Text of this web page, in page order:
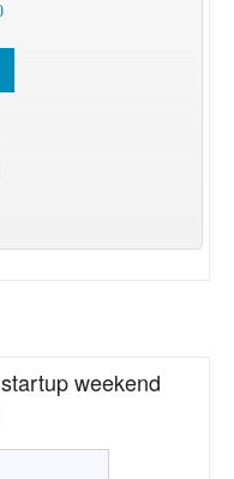
startup weekend